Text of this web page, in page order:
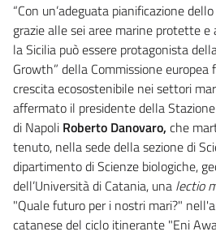
“Con un’adeguata pianificazione
grazie alle sei aree marine protette
la Sicilia può essere protagonista
Growth” della Commissione
crescita ecosostenibile nei settori
affermato il presidente della
di Napoli Roberto Danovaro, che
tenuto, nella sede della sezione di
dipartimento di Scienze biologiche,
dell’Università di Catania, una lectio
"Quale futuro per i nostri mari?"
catanese del ciclo itinerante "Eni